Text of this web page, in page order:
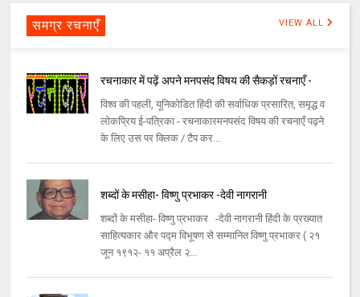
समग्र रचनाएँ VIEW ALL
रचनाकार में पढ़ें अपने मनपसंद विषय की सैकड़ों रचनाएँ -
विश्व की पहली, यूनिकोडित हिंदी की सर्वाधिक प्रसारित, समृद्ध व
लोकप्रिय ई-पत्रिका - रचनाकारमनपसंद विषय की रचनाएँ पढ़ने
के लिए उस पर क्लिक / टैप कर...
शब्दों के मसीहा- विष्णु प्रभाकर -देवी नागरानी
शब्दों के मसीहा- विष्णु प्रभाकर -देवी नागरानी हिंदी के प्रख्यात
साहित्यकार और पद्म विभूषण से सम्मानित विष्णु प्रभाकर ( २१
जून १९१२- ११ अप्रैल २...